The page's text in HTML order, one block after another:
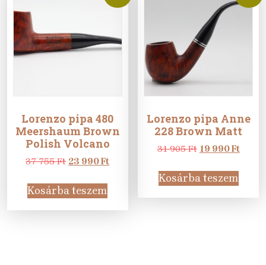
Lorenzo pipa 480
Meershaum Brown
Polish Volcano
37 755Ft Original
was:
37
755 Ft.
23 990FtCurrent
990 Ft.
Kosárba teszem
Lorenzo pipa Anne
228 Brown Matt
31 905Ft Original
was:
31
905 Ft.
19 990Ft
990
Kosárba teszem